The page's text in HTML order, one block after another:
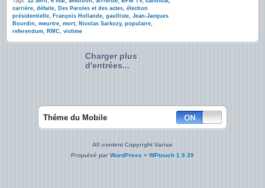
carrière, défaite, Des Paroles et des actes, élection
présidentielle, François Hollande, gaulliste, Jean-Jacques
Bourdin, meurtre, mort, Nicolas Sarkozy, populaire,
referendum, RMC, victime
Charger plus
d'entrées...
Théme du Mobile
All content Copyright Variae
Propulsé parWordPress + WPtouch 1.9.39